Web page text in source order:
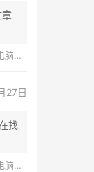
章
章？
27日
找
章？